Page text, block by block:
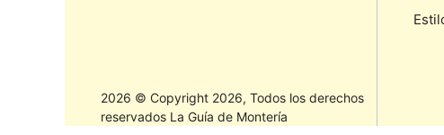
2026 © Copyright 2026, Todos los derechos
reservados La Guía de Montería